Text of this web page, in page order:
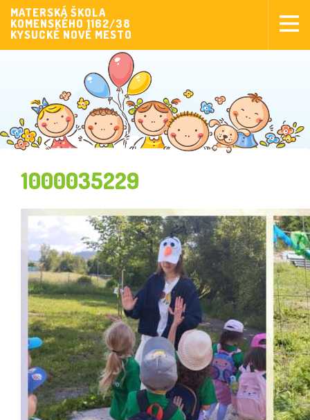
Aktivity pre deti
Fotogaléria
Naša škola
Prijímanie detí
Dokumenty
Krúžková činnosť
Zverejňovanie
Školská jedáleň
Jedálny lístok
Kontakt
Ochrana osobných
údajov – GDPR
MATERSKÁ ŠKOLA
KOMENSKÉHO 1162/38
KYSUCKÉ NOVÉ MESTO
1000035229